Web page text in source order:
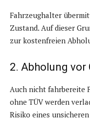
Fahrzeughalter
Zustand. Auf dieser
zur kostenfreien
2. Abholung vor
Auch nicht fahrbereite
ohne TÜV werden
Risiko eines